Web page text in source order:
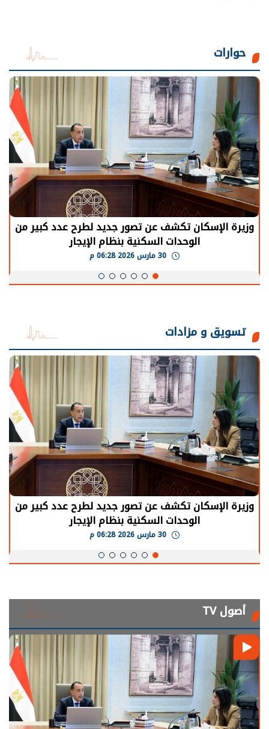
حوارات
وزيرة الإسكان تكشف عن تصور جديد لطرح عدد كبير من
الوحدات السكنية بنظام الإيجار
تسويق و مزادات
وزيرة الإسكان تكشف عن تصور جديد لطرح عدد كبير من
الوحدات السكنية بنظام الإيجار
أصول TV